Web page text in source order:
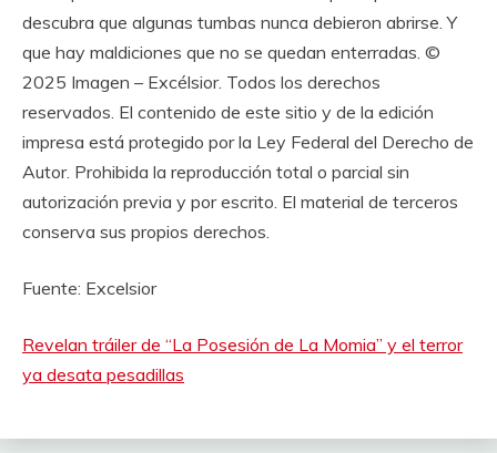
descubra que algunas tumbas nunca debieron abrirse. Y
que hay maldiciones que no se quedan enterradas. ©
2025 Imagen – Excélsior. Todos los derechos
reservados. El contenido de este sitio y de la edición
impresa está protegido por la Ley Federal del Derecho de
Autor. Prohibida la reproducción total o parcial sin
autorización previa y por escrito. El material de terceros
conserva sus propios derechos.
Fuente: Excelsior
Revelan tráiler de “La Posesión de La Momia” y el terror
ya desata pesadillas